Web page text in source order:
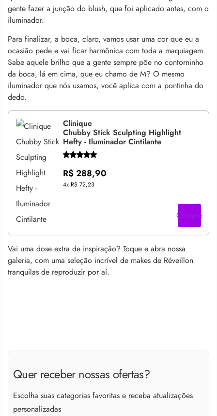
gente fazer a junção do blush, que foi aplicado antes, com o
iluminador.
Para finalizar, a boca, claro, vamos usar uma cor que eu a
ocasião pede e vai ficar harmônica com toda a maquiagem.
Sabe aquele brilho que a gente sempre põe no contorninho
da boca, lá em cima, que eu chamo de M? O mesmo
iluminador que nós usamos, você aplica com a pontinha do
dedo.
Clinique
Chubby Stick Sculpting Highlight
Hefty - Iluminador Cintilante
R$ 288,90
4x R$ 72,23
Compre
Vai uma dose extra de inspiração? Toque e abra nossa
galeria, com uma seleção incrível de makes de Réveillon
tranquilas de reproduzir por aí.
Quer receber nossas ofertas?
Escolha suas categorias favoritas e receba atualizações
personalizadas